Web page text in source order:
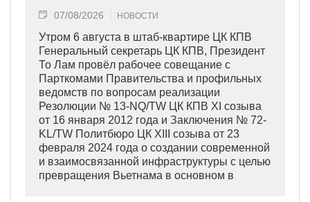
07/08/2026 НОВОСТИ
Утром 6 августа в штаб-квартире ЦК КПВ
Генеральный секретарь ЦК КПВ, Президент
То Лам провёл рабочее совещание с
Парткомами Правительства и профильных
ведомств по вопросам реализации
Резолюции № 13-NQ/TW ЦК КПВ XI созыва
от 16 января 2012 года и Заключения № 72-
KL/TW Политбюро ЦК XIII созыва от 23
февраля 2024 года о создании современной
и взаимосвязанной инфраструктуры с целью
превращения Вьетнама в основном в